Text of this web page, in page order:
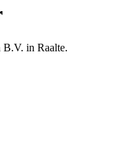
B.V. in Raalte.